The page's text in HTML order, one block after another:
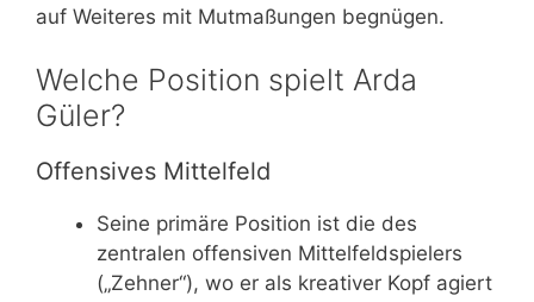
auf Weiteres mit Mutmaßungen begnügen.
Welche Position spielt Arda
Güler?
Offensives Mittelfeld
Seine primäre Position ist die des
zentralen offensiven Mittelfeldspielers
(„Zehner“), wo er als kreativer Kopf agiert